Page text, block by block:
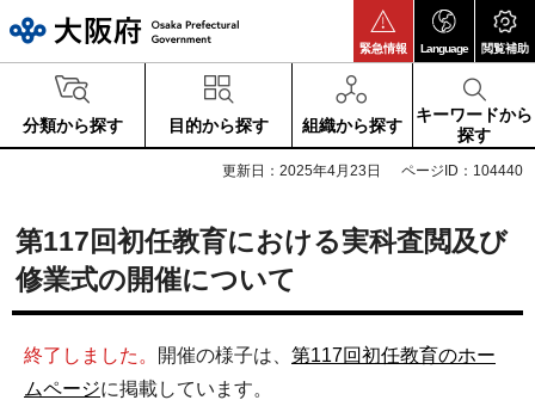
緊急情報 Language 閲覧補助
分類から探す 目的から探す 組織から探す
キーワードから
探す
更新日：2025年4月23日 ページID：104440
第117回初任教育における実科査閲及び
修業式の開催について
終了しました。 開催の様子は、 第117回初任教育のホー
ムページに掲載しています。